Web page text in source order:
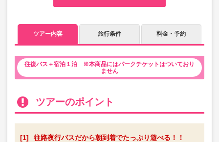
ツアー内容 旅行条件 料金・予約
往復バス＋宿泊１泊 ※本商品にはパークチケットはついており
ません
ツアーのポイント
[1]
往路夜行バスだから朝到着でたっぷり遊べる！！